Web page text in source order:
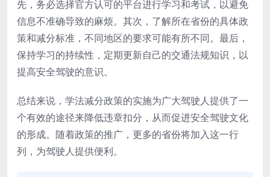
先，务必选择官方认可的平台进行学习和考试，以避免
信息不准确导致的麻烦。其次，了解所在省份的具体政
策和减分标准，不同地区的要求可能有所不同。最后，
保持学习的持续性，定期更新自己的交通法规知识，以
提高安全驾驶的意识。
总结来说，学法减分政策的实施为广大驾驶人提供了一
个有效的途径来降低违章扣分，从而促进安全驾驶文化
的形成。随着政策的推广，更多的省份将加入这一行
列，为驾驶人提供便利。